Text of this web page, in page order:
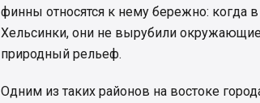
финны относятся к нему бережно: когда
Хельсинки, они не вырубили
природный рельеф.
Одним из таких районов на востоке